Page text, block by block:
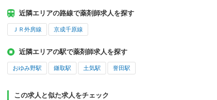
近隣エリアの路線で薬剤師求人を探す
ＪＲ外房線 京成千原線
近隣エリアの駅で薬剤師求人を探す
おゆみ野駅 鎌取駅 土気駅 誉田駅
この求人と似た求人をチェック